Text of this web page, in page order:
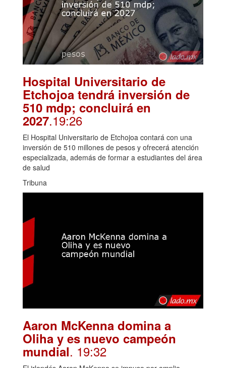
Hospital Universitario de
Etchojoa tendrá inversión de
510 mdp; concluirá en
2027.19:26
El Hospital Universitario de Etchojoa contará con una
inversión de 510 millones de pesos y ofrecerá atención
especializada, además de formar a estudiantes del área
de salud
Tribuna
Aaron McKenna domina a
Oliha y es nuevo campeón
mundial. 19:32